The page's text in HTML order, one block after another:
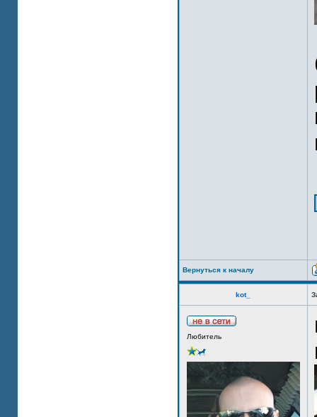
Вернуться к началу
kot_
Любитель